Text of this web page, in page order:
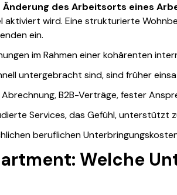
des Arbeitsorts eines
wird. Eine strukturierte
ein.
im Rahmen einer kohärenten
untergebracht sind, sind früher
B2B-Verträge, fester
Services, das Gefühl, unterstützt
beruflichen
Welche